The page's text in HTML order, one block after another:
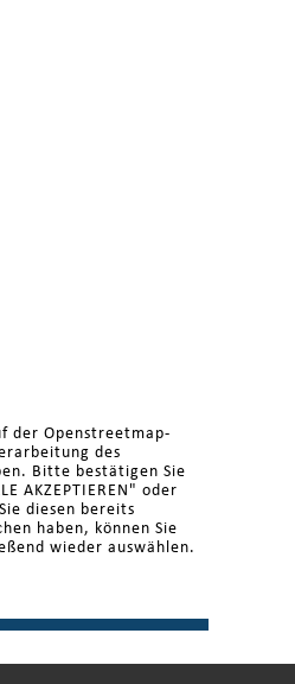
der Openstreetmap-
des
Bitte bestätigen Sie
AKZEPTIEREN" oder
diesen bereits
haben, können Sie
wieder auswählen.